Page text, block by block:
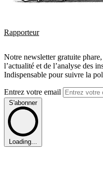
Rapporteur
Notre newsletter gratuite
l’actualité et de l’analyse des
Indispensable pour suivre la
Entrez votre email
S'abonner
Loading...